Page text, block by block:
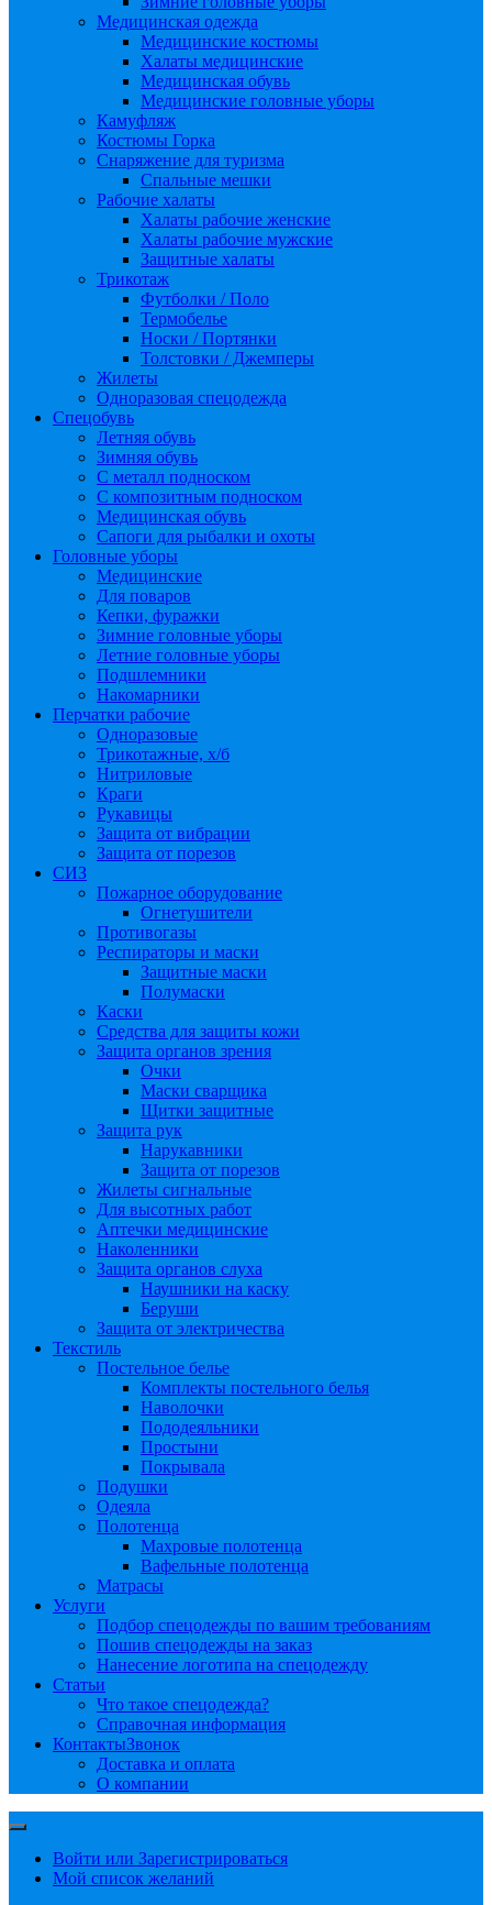
Медицинская одежда
Медицинские костюмы
Халаты медицинские
Медицинская обувь
Медицинские головные уборы
Камуфляж
Костюмы Горка
Снаряжение для туризма
Спальные мешки
Рабочие халаты
Халаты рабочие женские
Халаты рабочие мужские
Защитные халаты
Трикотаж
Футболки / Поло
Термобелье
Носки / Портянки
Толстовки / Джемперы
Жилеты
Одноразовая спецодежда
Спецобувь
Летняя обувь
Зимняя обувь
С металл подноском
С композитным подноском
Медицинская обувь
Сапоги для рыбалки и охоты
Головные уборы
Медицинские
Для поваров
Кепки, фуражки
Зимние головные уборы
Летние головные уборы
Подшлемники
Накомарники
Перчатки рабочие
Одноразовые
Трикотажные, х/б
Нитриловые
Краги
Рукавицы
Защита от вибрации
Защита от порезов
СИЗ
Пожарное оборудование
Огнетушители
Противогазы
Респираторы и маски
Защитные маски
Полумаски
Каски
Средства для защиты кожи
Защита органов зрения
Очки
Маски сварщика
Щитки защитные
Защита рук
Нарукавники
Защита от порезов
Жилеты сигнальные
Для высотных работ
Аптечки медицинские
Наколенники
Защита органов слуха
Наушники на каску
Беруши
Защита от электричества
Текстиль
Постельное белье
Комплекты постельного белья
Наволочки
Пододеяльники
Простыни
Покрывала
Подушки
Одеяла
Полотенца
Махровые полотенца
Вафельные полотенца
Матрасы
Услуги
Подбор спецодежды по вашим требованиям
Пошив спецодежды на заказ
Нанесение логотипа на спецодежду
Статьи
Что такое спецодежда?
Справочная информация
КонтактыЗвонок
Доставка и оплата
О компании
Войти или Зарегистрироваться
Мой список желаний